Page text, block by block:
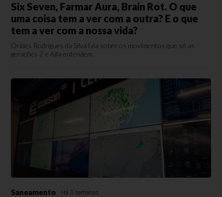
Six Seven, Farmar Aura, Brain Rot. O que
uma coisa tem a ver com a outra? E o que
tem a ver com a nossa vida?
Orides Rodrigues da Silva fala sobre os movimentos que só as
gerações Z e Alfa entendem.
Saneamento Há 3 semanas